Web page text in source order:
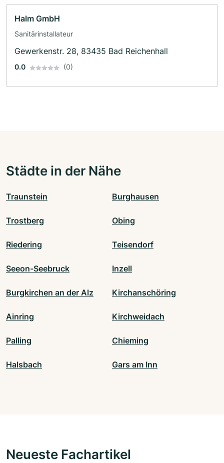
Halm GmbH
Sanitärinstallateur
Gewerkenstr. 28, 83435 Bad Reichenhall
0.0 (0)
Städte in der Nähe
Traunstein Burghausen
Trostberg Obing
Riedering Teisendorf
Seeon-Seebruck Inzell
Burgkirchen an der Alz Kirchanschöring
Ainring Kirchweidach
Palling Chieming
Halsbach Gars am Inn
Neueste Fachartikel